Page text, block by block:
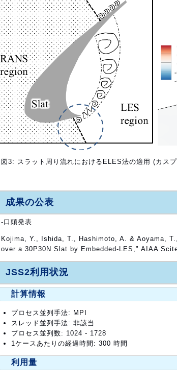
図3: スラット周り流れにおけるELES法の適用 (カス
成果の公表
-口頭発表
Kojima, Y., Ishida, T., Hashimoto, A. & Aoyama,
over a 30P30N Slat by Embedded-LES," AIAA
JSS2利用状況
計算情報
プロセス並列手法: MPI
スレッド並列手法: 非該当
プロセス並列数: 1024 - 1728
1ケースあたりの経過時間: 300 時間
利用量